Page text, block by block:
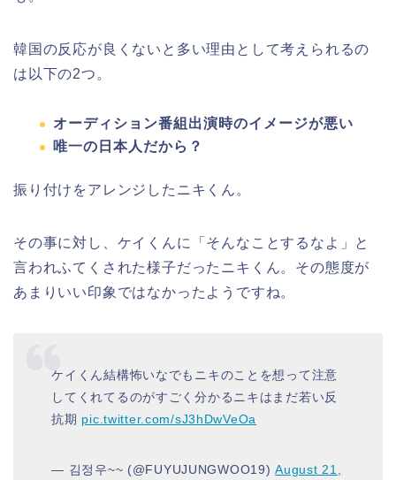
韓国の反応が良くないと多い理由として考えられるの
は以下の2つ。
オーディション番組出演時のイメージが悪い
唯一の日本人だから？
振り付けをアレンジしたニキくん。
その事に対し、ケイくんに「そんなことするなよ」と
言われふてくされた様子だったニキくん。その態度が
あまりいい印象ではなかったようですね。
ケイくん結構怖いなでもニキのことを想って注意
してくれてるのがすごく分かるニキはまだ若い反
抗期 pic.twitter.com/sJ3hDwVeOa
— 김정우~~ (@FUYUJUNGWOO19)August 21,